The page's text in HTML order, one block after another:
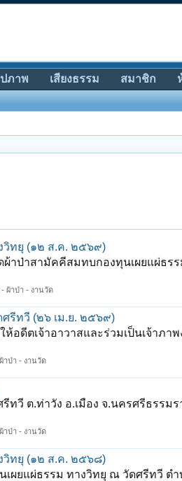
วิทยุ (๑๒ ส.ค. ๒๕๖๙)
าป่าสามัคคีสมทบกองทุนเผยแผ่ธร
ผ้าป่า - งานวัด
รีทวี (๒๖ เม.ย. ๒๕๖๙)
อดีตเจ้าอาวาสและร่วมเป็นเจ้าภ
าป่า - งานวัด
ทวี ต.ท่าวัง อ.เมือง จ.นครศรีธรร
าป่า - งานวัด
วิทยุ (๑๒ ส.ค. ๒๕๖๘)
ผยแผ่ธรรม ทางวิทยุ ณ วัดศรีทวี ต
ภาพ เสียงธรรม สมาชิก